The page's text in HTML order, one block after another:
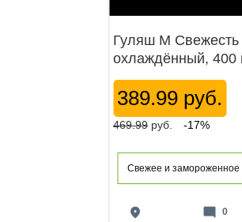
Гуляш М Свежесть
охлаждённый, 400
389.99 руб.
469.99 руб. -17%
Свежее и замороженное
place mode_comment 0